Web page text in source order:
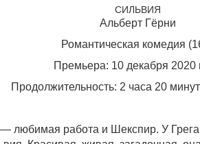
СИЛЬВИЯ
Альберт Гёрни
Романтическая комедия
Премьера: 10 декабря 2020
Продолжительность: 2 часа 20
любимая работа и Шекспир. У